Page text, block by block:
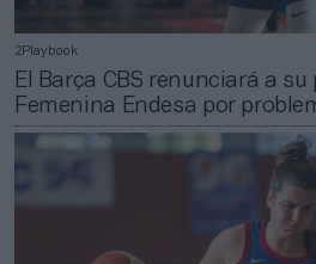
2Playbook
El Barça CBS renunciará a su
Femenina Endesa por